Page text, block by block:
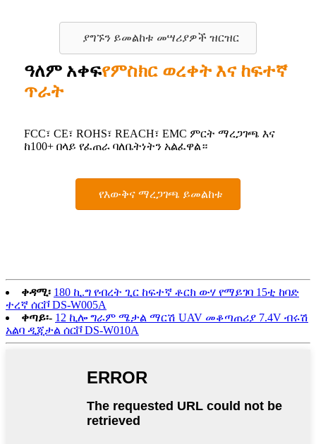
ያግኙን ይመልከቱ መሣሪያዎች ዝርዝር
ዓለም አቀፍየምስክር ወረቀት እና ከፍተኛ
ጥራት
FCC፣ CE፣ ROHS፣ REACH፣ EMC ምርት ማረጋገጫ እና
ከ100+ በላይ የፈጠራ ባለቤትነትን አልፈዋል።
የእውቅና ማረጋገጫ ይመልከቱ
ቀዳሚ፡ 180 ኪ.ግ የብረት ጊር ከፍተኛ ቶርክ ውሃ የማይገባ 15ቲ ከባድ
ተረኛ ሰርቮ DS-W005A
ቀጣይ፡- 12 ኪሎ ግራም ሜታል ማርሽ UAV መቆጣጠሪያ 7.4V ብሩሽ
አልባ ዲጂታል ሰርቮ DS-W010A